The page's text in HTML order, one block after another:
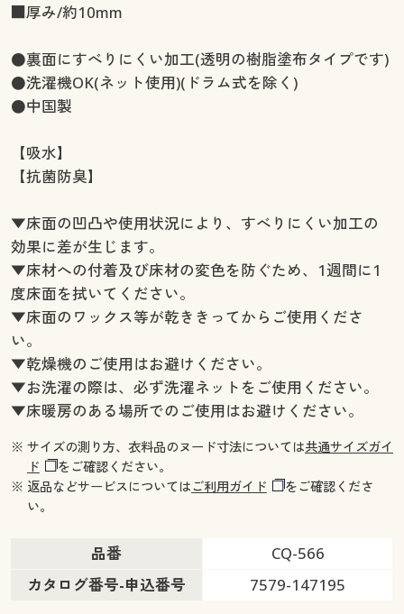
■厚み/約10mm
●裏面にすべりにくい加工(透明の樹脂塗布タイプです)
●洗濯機OK(ネット使用)(ドラム式を除く)
●中国製
【吸水】
【抗菌防臭】
▼床面の凹凸や使用状況により、すべりにくい加工の
効果に差が生じます。
▼床材への付着及び床材の変色を防ぐため、1週間に1
度床面を拭いてください。
▼床面のワックス等が乾ききってからご使用くださ
い。
▼乾燥機のご使用はお避けください。
▼お洗濯の際は、必ず洗濯ネットをご使用ください。
▼床暖房のある場所でのご使用はお避けください。
※ サイズの測り方、衣料品のヌード寸法については共通サイズガイ
ド
をご確認ください。
※ 返品などサービスについてはご利用ガイド
をご確認くださ
い。
品番
CQ-566
カタログ番号-申込番号
7579-147195